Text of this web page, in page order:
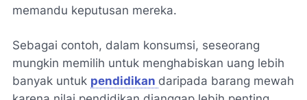
memandu keputusan mereka.
Sebagai contoh, dalam konsumsi, seseorang
mungkin memilih untuk menghabiskan uang lebih
banyak untuk pendidikan daripada barang mewah